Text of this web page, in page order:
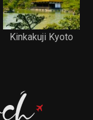
Kinkakuji Kyoto